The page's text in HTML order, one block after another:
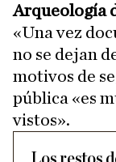
Arqueología
«Una vez
no se dejan
motivos de
pública «es
vistos».